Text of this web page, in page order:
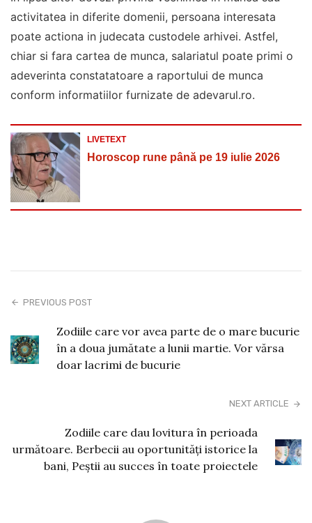
activitatea in diferite domenii, persoana interesata
poate actiona in judecata custodele arhivei. Astfel,
chiar si fara cartea de munca, salariatul poate primi o
adeverinta constatatoare a raportului de munca
conform informatiilor furnizate de adevarul.ro.
LIVETEXT
Horoscop rune până pe 19 iulie 2026
PREVIOUS POST
Zodiile care vor avea parte de o mare bucurie
în a doua jumătate a lunii martie. Vor vărsa
doar lacrimi de bucurie
NEXT ARTICLE
Zodiile care dau lovitura în perioada
următoare. Berbecii au oportunităţi istorice la
bani, Peştii au succes în toate proiectele